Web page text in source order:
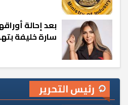
بعد إحالة
سارة خليفة
رئيس التحرير